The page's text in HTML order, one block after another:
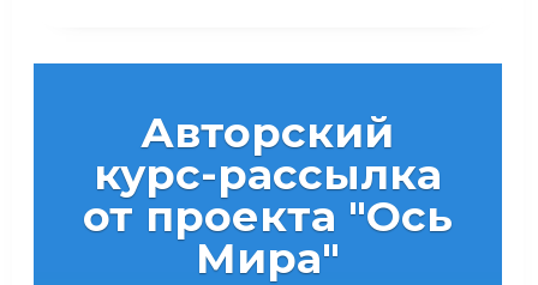
Авторский
курс-рассылка
от проекта "Ось
Мира"